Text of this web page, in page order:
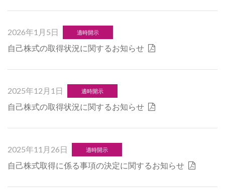
2026年1月5日 適時開示
自己株式の取得状況に関するお知らせ
2025年12月1日 適時開示
自己株式の取得状況に関するお知らせ
2025年11月26日 適時開示
自己株式取得に係る事項の決定に関するお知らせ